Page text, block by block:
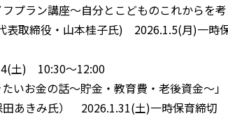
プラン講座～自分とこどものこれからを考
表取締役・山本桂子氏) 2026.1.5(月)一時
土) 10:30～12:00
いお金の話～貯金・教育費・老後資金～」
田あきみ氏） 2026.1.31(土)一時保育締切